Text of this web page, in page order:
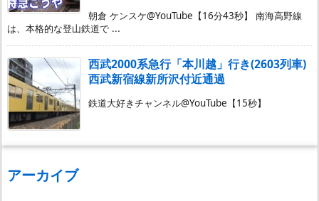
朝倉 ケンスケ@YouTube【16分43秒】 南海高野線
は、本格的な登山鉄道で ...
西武2000系急行「本川越」行き(2603列車)
西武新宿線新所沢付近通過
鉄道大好きチャンネル@YouTube【15秒】
アーカイブ